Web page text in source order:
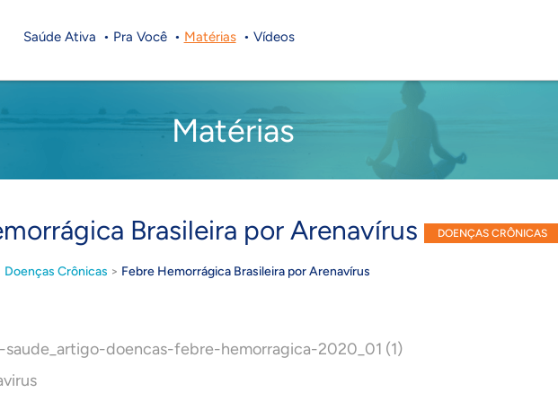
Saúde Ativa Pra Você Matérias Vídeos
Matérias
Brasileira por Arenavírus DOENÇAS CRÔNICAS
Doenças Crônicas > Febre Hemorrágica Brasileira por Arenavírus